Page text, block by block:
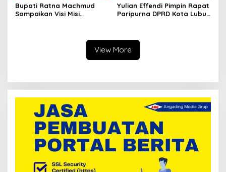
Bupati Ratna Machmud
Sampaikan Visi Misi
Yulian Effendi Pimpin Rapat
Paripurna DPRD Kota Lubuk
View More